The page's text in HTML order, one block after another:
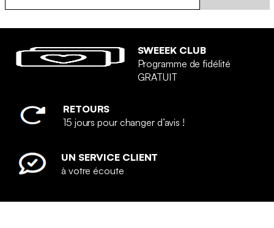
SWEEEK CLUB
Programme de fidélité
GRATUIT
RETOURS
15 jours pour changer d’avis !
UN SERVICE CLIENT
à votre écoute